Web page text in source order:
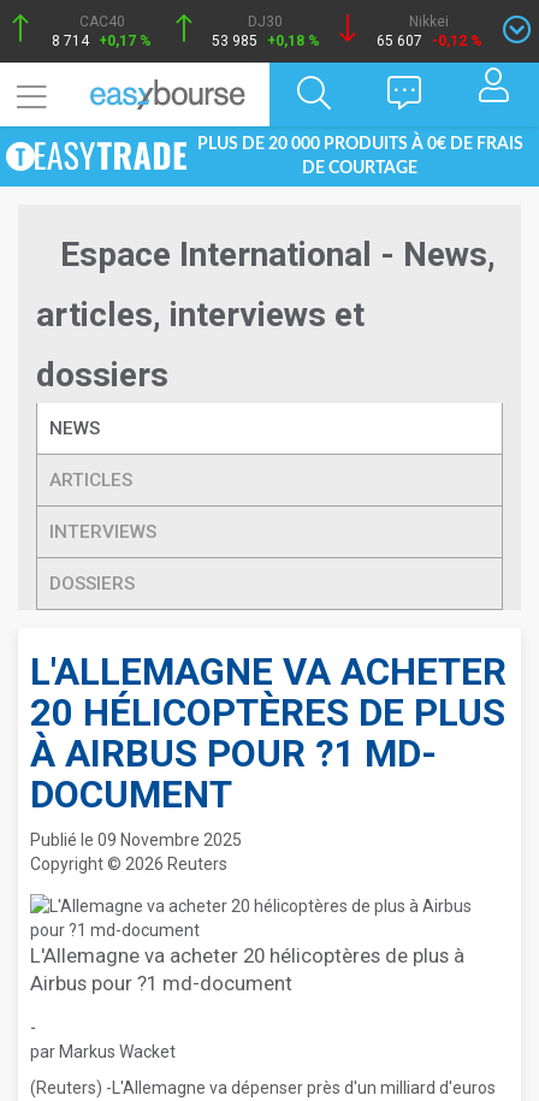
CAC40
8 714 +0,17 %
DJ30
53 985
+0,18 %
Nikkei
65 607
-0,12 %
PLUS DE 20 000 PRODUITS À 0€ DE FRAIS
DE COURTAGE
Espace International - News,
articles, interviews et
dossiers
NEWS
ARTICLES
INTERVIEWS
DOSSIERS
L'ALLEMAGNE VA ACHETER
20 HÉLICOPTÈRES DE PLUS
À AIRBUS POUR ?1 MD-
DOCUMENT
Publié le 09 Novembre 2025
Copyright © 2026 Reuters
L'Allemagne va acheter 20 hélicoptères de plus à
Airbus pour ?1 md-document
-
par Markus Wacket
(Reuters) -L'Allemagne va dépenser près d'un milliard d'euros